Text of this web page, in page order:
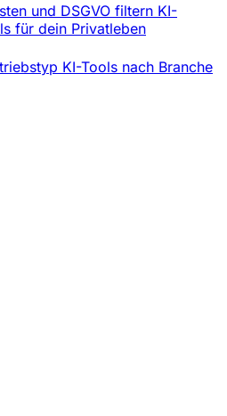
und DSGVO filtern KI-
für dein Privatleben
KI-Tools nach Branche